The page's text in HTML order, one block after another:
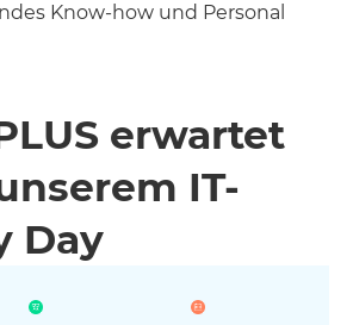
Know-how und Personal
erwartet
IT-
Day